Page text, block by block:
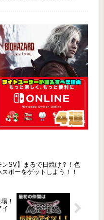
ンSV】まるで日焼け？！色
ボーをゲットしよう！！
！